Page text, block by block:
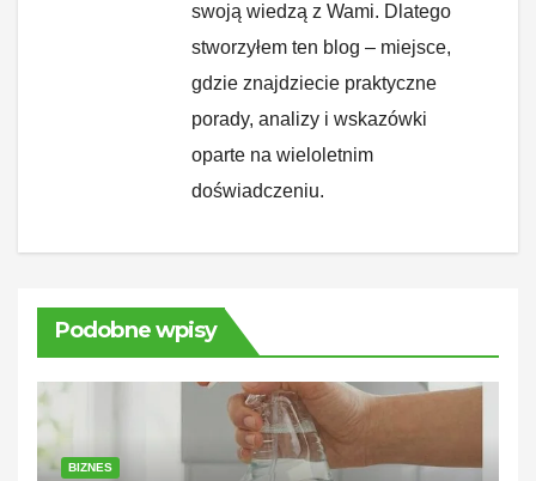
swoją wiedzą z Wami. Dlatego
stworzyłem ten blog – miejsce,
gdzie znajdziecie praktyczne
porady, analizy i wskazówki
oparte na wieloletnim
doświadczeniu.
Podobne wpisy
BIZNES